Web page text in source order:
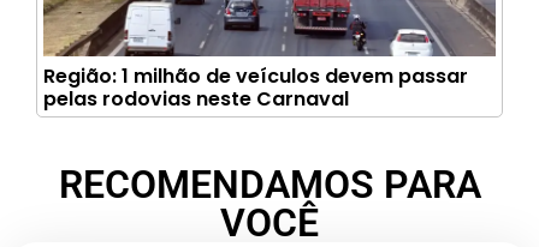
Região: 1 milhão de veículos devem passar
pelas rodovias neste Carnaval
RECOMENDAMOS PARA
VOCÊ